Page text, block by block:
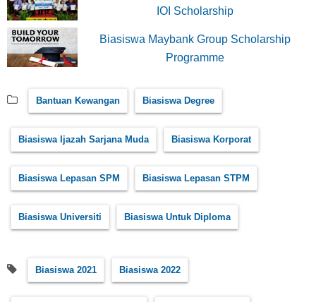
IOI Scholarship
Biasiswa Maybank Group Scholarship
Programme
Bantuan Kewangan Biasiswa Degree
Biasiswa Ijazah Sarjana Muda Biasiswa Korporat
Biasiswa Lepasan SPM Biasiswa Lepasan STPM
Biasiswa Universiti Biasiswa Untuk Diploma
Biasiswa 2021 Biasiswa 2022